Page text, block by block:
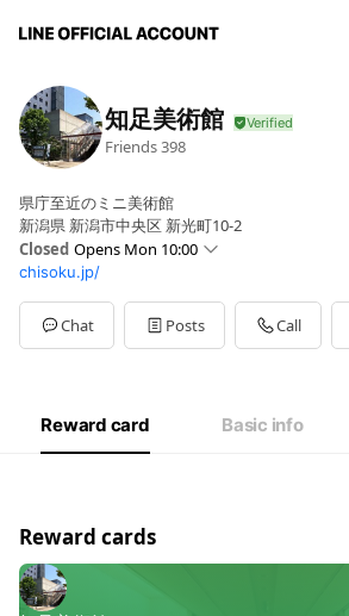
知足美術館
Friends398
県庁至近のミニ美術館
新潟県 新潟市中央区 新光町10-2
Closed Opens Mon 10:00
Mon10:00 - 17:00
SunClosed
休館：日曜、祝日
chisoku.jp/
Chat Posts Call
Reward card Basic info
Reward cards